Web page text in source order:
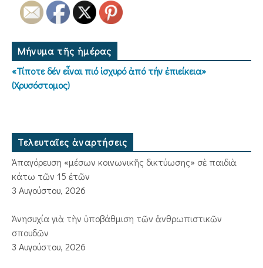
Μήνυμα τῆς ἡμέρας
«Τίποτε δέν εἶναι πιό ἰσχυρό ἀπό τήν ἐπιείκεια»
(Χρυσόστομος)
Τελευταῖες ἀναρτήσεις
Ἀπαγόρευση «μέσων κοινωνικῆς δικτύωσης» σὲ παιδιὰ
κάτω τῶν 15 ἐτῶν
3 Αυγούστου, 2026
Ἀνησυχία γιὰ τὴν ὑποβάθμιση τῶν ἀνθρωπιστικῶν
σπουδῶν
3 Αυγούστου, 2026